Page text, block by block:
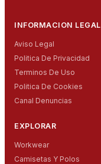
INFORMACION LEGAL
Aviso Legal
Politica De Privacidad
Terminos De Uso
Politica De Cookies
Canal Denuncias
EXPLORAR
Workwear
Camisetas Y Polos